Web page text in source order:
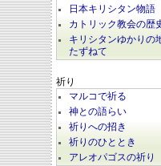
日本キリシタン物語
カトリック教会の歴
キリシタンゆかりの
たずねて
祈り
マルコで祈る
神との語らい
祈りへの招き
祈りのひととき
アレオパゴスの祈り